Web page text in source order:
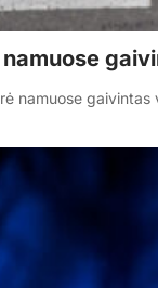
namuose